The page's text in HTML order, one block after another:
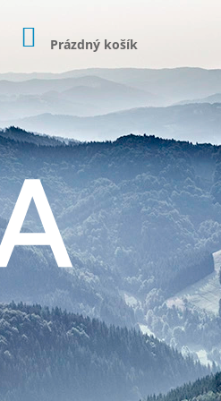
NÁKUPNÍ
KOŠÍK
Prázdný košík